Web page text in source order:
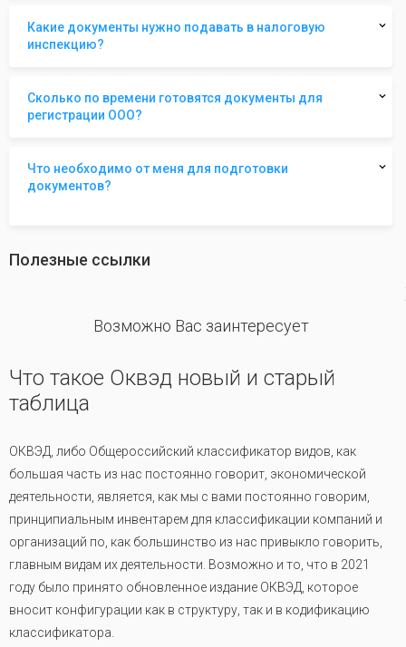
Какие документы нужно подавать в налоговую
инспекцию?
Сколько по времени готовятся документы для
регистрации ООО?
Что необходимо от меня для подготовки
документов?
Полезные ссылки
Возможно Вас заинтересует
Что такое Оквэд новый и старый
таблица
ОКВЭД, либо Общероссийский классификатор видов, как
большая часть из нас постоянно говорит, экономической
деятельности, является, как мы с вами постоянно говорим,
принципиальным инвентарем для классификации компаний и
организаций по, как большинство из нас привыкло говорить,
главным видам их деятельности. Возможно и то, что в 2021
году было принято обновленное издание ОКВЭД, которое
вносит конфигурации как в структуру, так и в кодификацию
классификатора.